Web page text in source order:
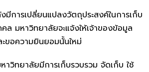
ารเปลี่ยนแปลงวัตถุประสงค์ในการเก็บ
ล มหาวิทยาลัยจะแจ้งให้เจ้าของข้อมูล
ขอความยินยอมนั้นใหม่
ทยาลัยมีการเก็บรวบรวม จัดเก็บ ใช้